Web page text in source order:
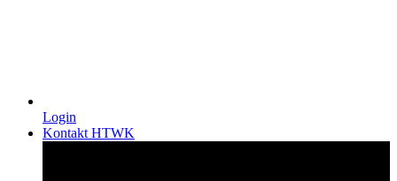
Login
Kontakt HTWK